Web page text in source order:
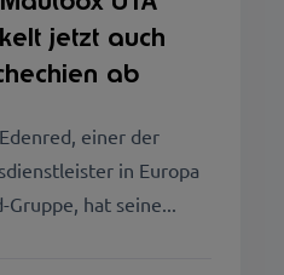
jetzt auch
ab
einer der
in Europa
hat seine...